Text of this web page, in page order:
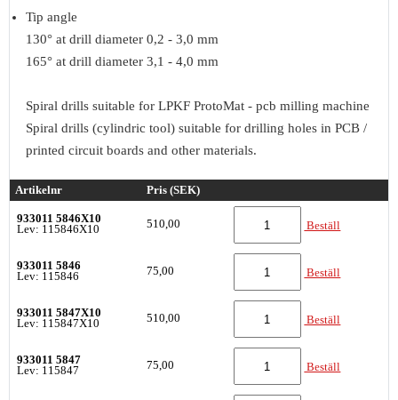
Tip angle
130° at drill diameter 0,2 - 3,0 mm
165° at drill diameter 3,1 - 4,0 mm
Spiral drills suitable for LPKF ProtoMat - pcb milling machine
Spiral drills (cylindric tool) suitable for drilling holes in PCB /
printed circuit boards and other materials.
Artikelnr Pris (SEK)
933011 5846X10
Lev: 115846X10
510,00 Beställ
933011 5846
Lev: 115846
75,00 Beställ
933011 5847X10
Lev: 115847X10
510,00 Beställ
933011 5847
Lev: 115847
75,00 Beställ